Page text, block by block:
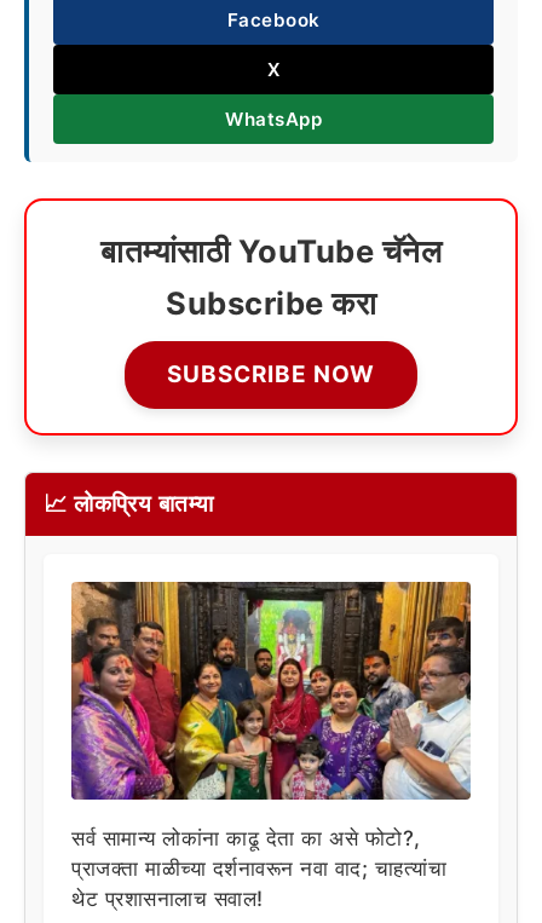
Facebook
X
WhatsApp
बातम्यांसाठी YouTube चॅनेल
Subscribe करा
SUBSCRIBE NOW
📈 लोकप्रिय बातम्या
सर्व सामान्य लोकांना काढू देता का असे फोटो?,
प्राजक्ता माळीच्या दर्शनावरून नवा वाद; चाहत्यांचा
थेट प्रशासनालाच सवाल!